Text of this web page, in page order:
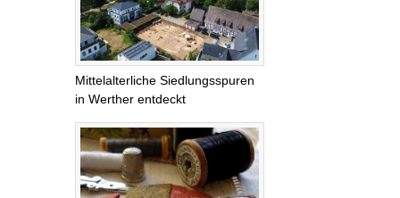
Mittelalterliche Siedlungsspuren
in Werther entdeckt